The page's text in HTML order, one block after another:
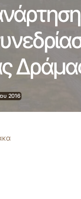
2016